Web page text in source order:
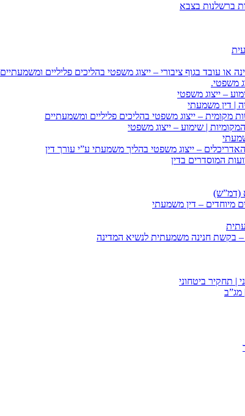
ברשלנות בצבא
או עובד בגוף ציבורי – ייצוג משפטי בהליכים פליליים ומשמעתיים
משפטי.
– ייצוג משפטי
| דין משמעתי
מקומית – ייצוג משפטי בהליכים פליליים ומשמעתיים
| שימוע – ייצוג משפטי
– ייצוג משפטי בהליך משמעתי ע”י עורך דין
המוסדרים בדין
(דמ”ש)
מיוחדים – דין משמעתי
בקשת חנינה משמעתית לנשיא המדינה
| תחקיר ביטחוני